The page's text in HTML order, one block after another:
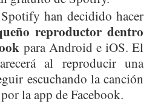
han decidido hacer
reproductor dentro
para Android e iOS. El
al reproducir una
escuchando la canción
la app de Facebook.